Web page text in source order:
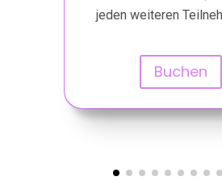
jeden weiteren
Buchen